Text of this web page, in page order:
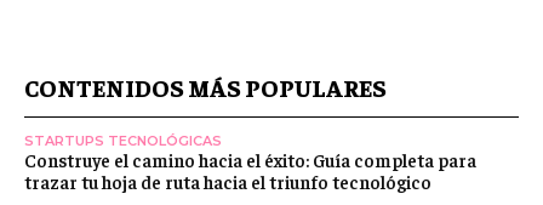
CONTENIDOS MÁS POPULARES
STARTUPS TECNOLÓGICAS
Construye el camino hacia el éxito: Guía completa para
trazar tu hoja de ruta hacia el triunfo tecnológico